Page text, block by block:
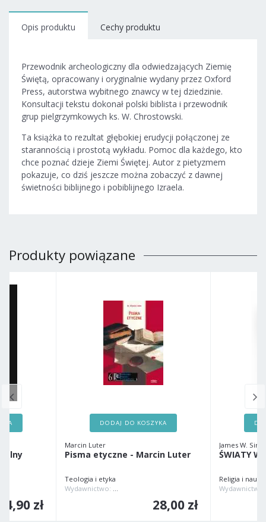
Opis produktu Cechy produktu
Przewodnik archeologiczny dla odwiedzających Ziemię
Świętą, opracowany i oryginalnie wydany przez Oxford
Press, autorstwa wybitnego znawcy w tej dziedzinie.
Konsultacji tekstu dokonał polski biblista i przewodnik
grup pielgrzymkowych ks. W. Chrostowski.
Ta książka to rezultat głębokiej erudycji połączonej ze
starannością i prostotą wykładu. Pomoc dla każdego, kto
chce poznać dzieje Ziemi Świętej. Autor z pietyzmem
pokazuje, co dziś jeszcze można zobaczyć z dawnej
świetności biblijnego i pobiblijnego Izraela.
Produkty powiązane
Ireneusz Maliszewski
zł
DODAJ DO KOSZYKA
Marcin Luter
Pisma etyczne - Marcin Luter
Teologia i etyka
28,00 zł
James W. Sire
ŚWIATY
Religia i nauka